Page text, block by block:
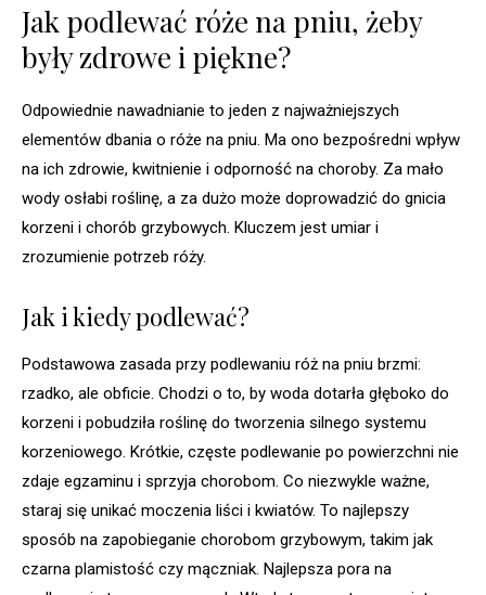
Jak podlewać róże na pniu, żeby
były zdrowe i piękne?
Odpowiednie nawadnianie to jeden z najważniejszych
elementów dbania o róże na pniu. Ma ono bezpośredni wpływ
na ich zdrowie, kwitnienie i odporność na choroby. Za mało
wody osłabi roślinę, a za dużo może doprowadzić do gnicia
korzeni i chorób grzybowych. Kluczem jest umiar i
zrozumienie potrzeb róży.
Jak i kiedy podlewać?
Podstawowa zasada przy podlewaniu róż na pniu brzmi:
rzadko, ale obficie. Chodzi o to, by woda dotarła głęboko do
korzeni i pobudziła roślinę do tworzenia silnego systemu
korzeniowego. Krótkie, częste podlewanie po powierzchni nie
zdaje egzaminu i sprzyja chorobom. Co niezwykle ważne,
staraj się unikać moczenia liści i kwiatów. To najlepszy
sposób na zapobieganie chorobom grzybowym, takim jak
czarna plamistość czy mączniak. Najlepsza pora na